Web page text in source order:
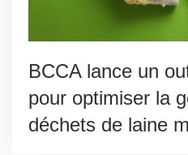
BCCA lance un
pour optimiser la
déchets de laine